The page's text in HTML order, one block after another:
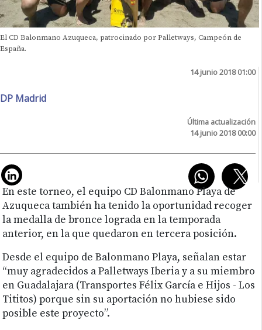
El CD Balonmano Azuqueca, patrocinado por Palletways, Campeón de
España.
14 junio 2018 01:00
DP Madrid
Última actualización
14 junio 2018 00:00
En este torneo, el equipo CD Balonmano Playa de
Azuqueca también ha tenido la oportunidad recoger
la medalla de bronce lograda en la temporada
anterior, en la que quedaron en tercera posición.
Desde el equipo de Balonmano Playa, señalan estar
“muy agradecidos a Palletways Iberia y a su miembro
en Guadalajara (Transportes Félix García e Hijos - Los
Tititos) porque sin su aportación no hubiese sido
posible este proyecto”.